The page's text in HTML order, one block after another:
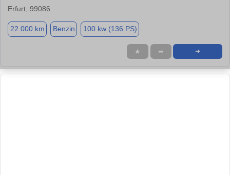
Erfurt, 99086
22.000 km Benzin 100 kw (136 PS)
★ ➦ ➜